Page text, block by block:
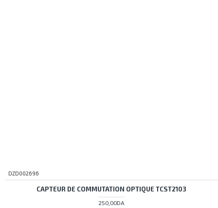
DZD002696
CAPTEUR DE COMMUTATION OPTIQUE TCST2103
250,00DA